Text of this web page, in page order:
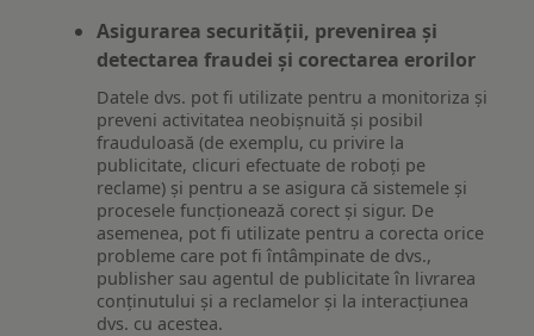
Asigurarea securității, prevenirea și
detectarea fraudei și corectarea erorilor
Datele dvs. pot fi utilizate pentru a monitoriza și
preveni activitatea neobișnuită și posibil
frauduloasă (de exemplu, cu privire la
publicitate, clicuri efectuate de roboți pe
reclame) și pentru a se asigura că sistemele și
procesele funcționează corect și sigur. De
asemenea, pot fi utilizate pentru a corecta orice
probleme care pot fi întâmpinate de dvs.,
publisher sau agentul de publicitate în livrarea
conținutului și a reclamelor și la interacțiunea
dvs. cu acestea.